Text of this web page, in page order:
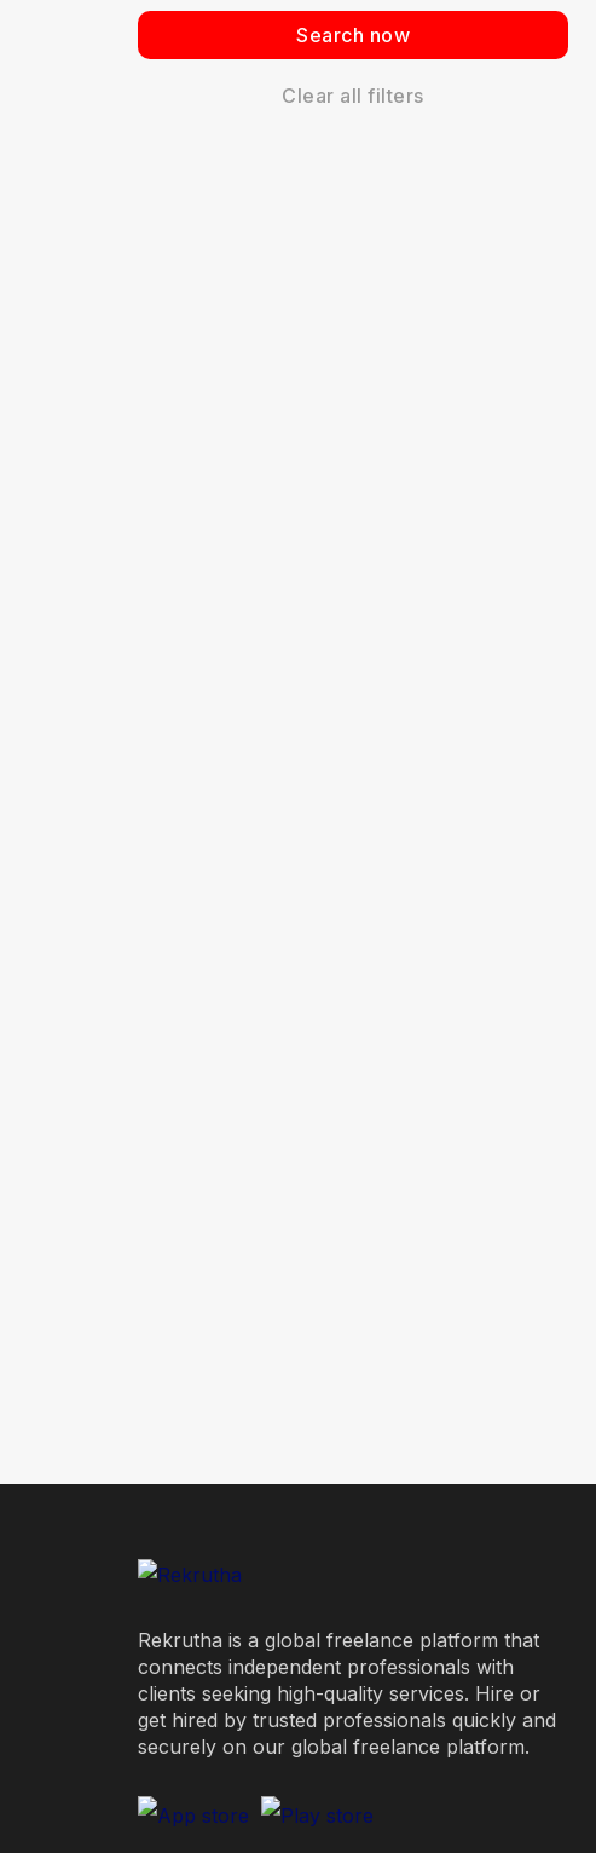
Search now
Clear all filters
Rekrutha is a global freelance platform that
connects independent professionals with
clients seeking high-quality services. Hire or
get hired by trusted professionals quickly and
securely on our global freelance platform.